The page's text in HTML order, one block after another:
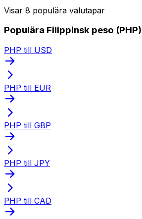
Visar 8 populära valutapar
Populära Filippinsk peso
PHP till USD
PHP till EUR
PHP till GBP
PHP till JPY
PHP till CAD